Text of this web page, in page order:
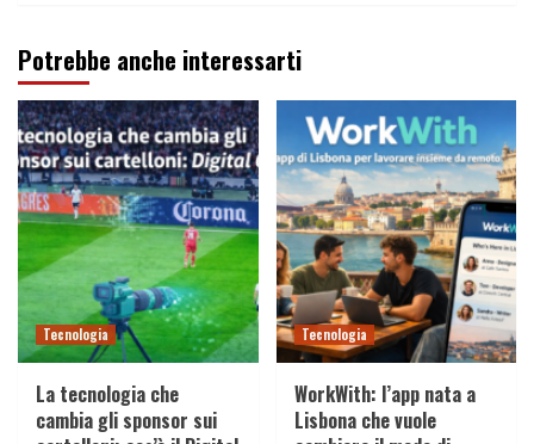
Potrebbe anche interessarti
Tecnologia
La tecnologia che
cambia gli sponsor sui
Tecnologia
WorkWith: l’app nata a
Lisbona che vuole